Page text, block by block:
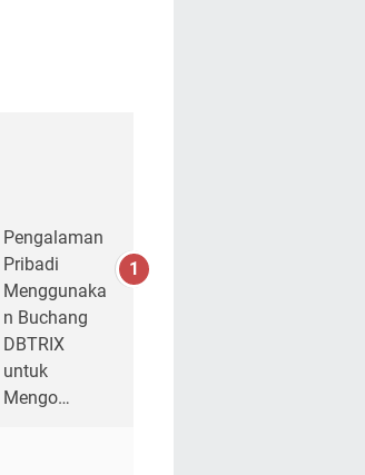
Pengalaman
Pribadi
Menggunaka
n Buchang
DBTRIX
untuk
Mengo…